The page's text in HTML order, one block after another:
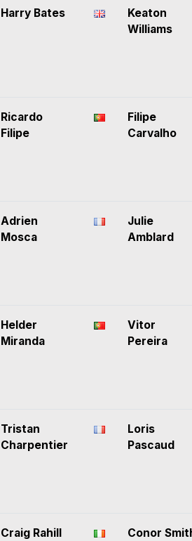
Harry Bates
Keaton
Williams
Ricardo
Filipe
Filipe
Carvalho
Adrien
Mosca
Julie
Amblard
Helder
Miranda
Vitor
Pereira
Tristan
Charpentier
Loris
Pascaud
Craig Rahill Conor